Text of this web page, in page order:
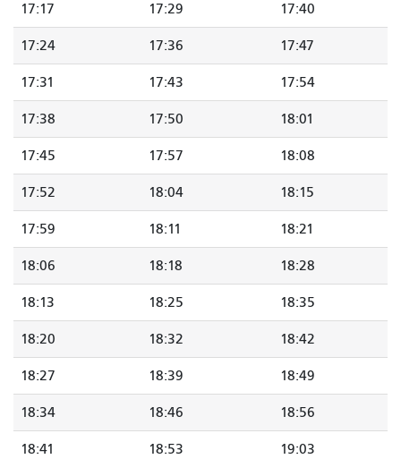
17:17 17:29 17:40
17:24 17:36 17:47
17:31 17:43 17:54
17:38 17:50 18:01
17:45 17:57 18:08
17:52 18:04 18:15
17:59 18:11 18:21
18:06 18:18 18:28
18:13 18:25 18:35
18:20 18:32 18:42
18:27 18:39 18:49
18:34 18:46 18:56
18:41 18:53 19:03